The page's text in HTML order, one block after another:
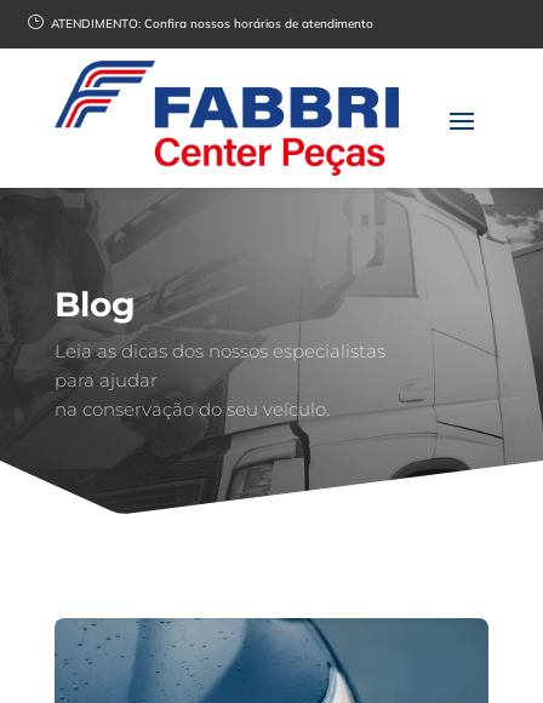
} ATENDIMENTO:Confira nossos horários de atendimento
Blog
Leia as dicas dos nossos especialistas
para ajudar
na conservação do seu veículo.